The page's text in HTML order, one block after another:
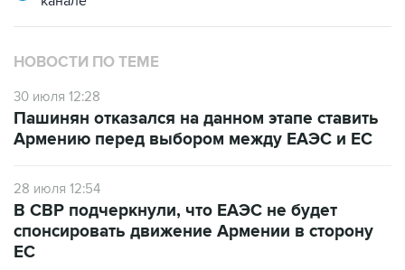
НОВОСТИ ПО ТЕМЕ
30 июля 12:28
Пашинян отказался на данном этапе ставить
Армению перед выбором между ЕАЭС и ЕС
28 июля 12:54
В СВР подчеркнули, что ЕАЭС не будет
спонсировать движение Армении в сторону
ЕС